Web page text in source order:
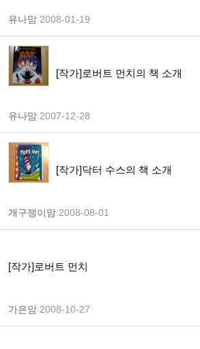
유나맘 2008-01-19
[작가]로버트 먼치의 책 소개
유나맘 2007-12-28
[작가]닥터 수스의 책 소개
개구쟁이맘 2008-08-01
[작가]로버트 먼치
가은맘 2008-10-27